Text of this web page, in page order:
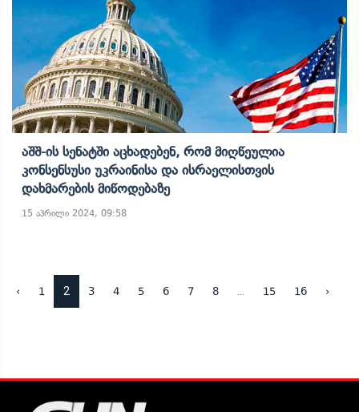
Აშშ-Ის Სენატში Აცხადებენ, Რომ Მიღწეულია
Კონსენსუსი Უკრაინისა Და Ისრაელისთვის
Დახმარების Მიწოდებაზე
15 აპრილი 2024, 09:58
‹ 1 2 3 4 5 6 7 8 15 16 ›